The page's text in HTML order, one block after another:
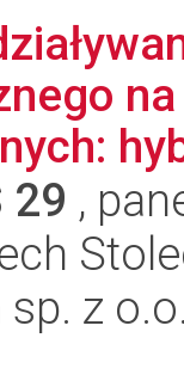
29 ,
z